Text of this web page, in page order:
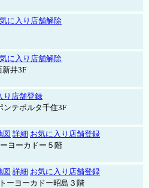
に入り店舗解除
に入り店舗解除
新井3F
り店舗登録
テポルタ千住3F
図 詳細 お気に入り店舗登録
ヨーカドー５階
図 詳細 お気に入り店舗登録
ーヨーカドー昭島３階